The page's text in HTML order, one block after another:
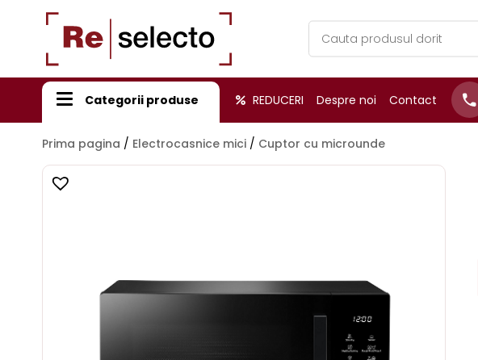
Products
search
Categorii produse REDUCERI Despre noi Contact
Prima pagina / Electrocasnice mici / Cuptor cu microunde